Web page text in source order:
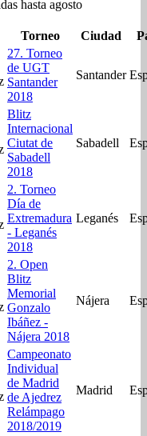
hasta agosto
Torneo Ciudad
27. Torneo
de UGT
Santander
2018
Santander
Blitz
Internacional
Ciutat de
Sabadell
2018
Sabadell
2. Torneo
Día de
Extremadura
- Leganés
2018
Leganés
2. Open
Blitz
Memorial
Gonzalo
Ibáñez -
Nájera 2018
Nájera
Campeonato
Individual
de Madrid
de Ajedrez
Relámpago
2018/2019
Madrid